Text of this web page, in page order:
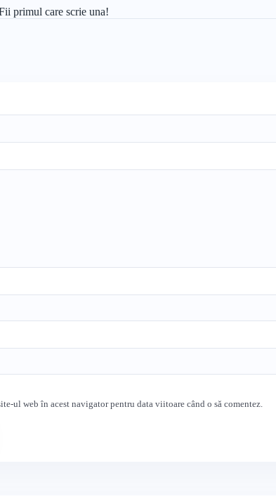
primul care scrie una!
ul web în acest navigator pentru data viitoare când o să comentez.